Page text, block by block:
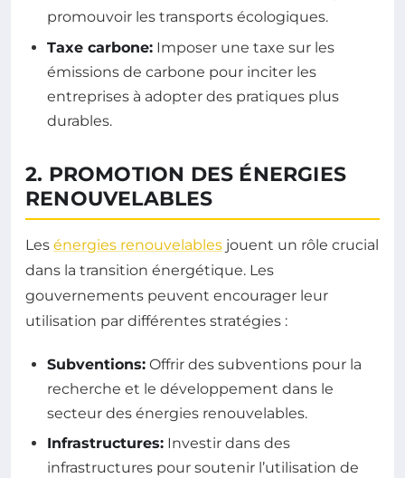
promouvoir les transports écologiques.
Taxe carbone: Imposer une taxe sur les
émissions de carbone pour inciter les
entreprises à adopter des pratiques plus
durables.
2. PROMOTION DES ÉNERGIES
RENOUVELABLES
Les énergies renouvelables jouent un rôle crucial
dans la transition énergétique. Les
gouvernements peuvent encourager leur
utilisation par différentes stratégies :
Subventions: Offrir des subventions pour la
recherche et le développement dans le
secteur des énergies renouvelables.
Infrastructures: Investir dans des
infrastructures pour soutenir l’utilisation de